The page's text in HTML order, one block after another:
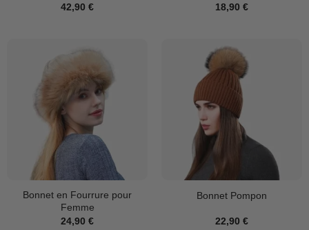
42,90 €
18,90 €
Bonnet en Fourrure pour
Femme
24,90 €
Bonnet Pompon
22,90 €